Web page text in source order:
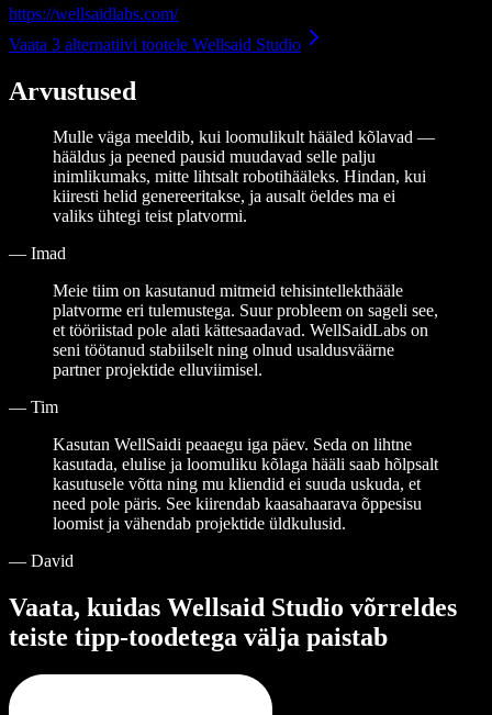
https://wellsaidlabs.com/
Vaata 3 alternatiivi tootele Wellsaid Studio
Arvustused
Mulle väga meeldib, kui loomulikult hääled kõlavad —
hääldus ja peened pausid muudavad selle palju
inimlikumaks, mitte lihtsalt robotihääleks. Hindan, kui
kiiresti helid genereeritakse, ja ausalt öeldes ma ei
valiks ühtegi teist platvormi.
— Imad
Meie tiim on kasutanud mitmeid tehisintellekthääle
platvorme eri tulemustega. Suur probleem on sageli see,
et tööriistad pole alati kättesaadavad. WellSaidLabs on
seni töötanud stabiilselt ning olnud usaldusväärne
partner projektide elluviimisel.
— Tim
Kasutan WellSaidi peaaegu iga päev. Seda on lihtne
kasutada, elulise ja loomuliku kõlaga hääli saab hõlpsalt
kasutusele võtta ning mu kliendid ei suuda uskuda, et
need pole päris. See kiirendab kaasahaarava õppesisu
loomist ja vähendab projektide üldkulusid.
— David
Vaata, kuidas Wellsaid Studio võrreldes
teiste tipp-toodetega välja paistab